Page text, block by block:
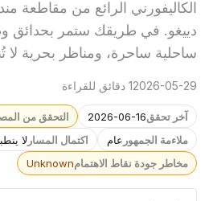
الكاليفورني الرائع من مقاطعة
دييغو. في طريقك ستمر بحدائق
ساحلية ساحرة، ومناظر بحرية لا
2026-05-291 دقائق للقراءة
آخر تحقق2026-06-16 التحقق من
ملاءمة الجمهور عام اكتمال المسار لا
مخاطر جودة نقاط الاهتمامUnknown